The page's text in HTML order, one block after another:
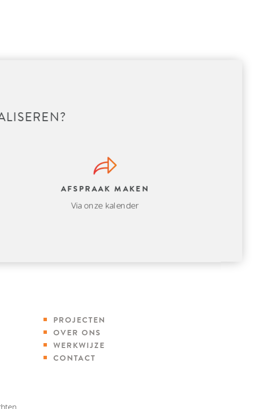
AFSPRAAK MAKEN
Via onze kalender
PROJECTEN
OVER ONS
WERKWIJZE
CONTACT